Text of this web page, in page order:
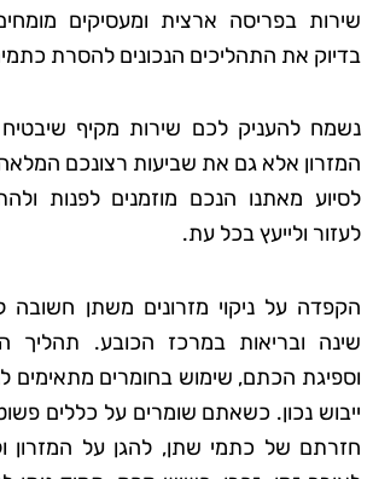
שירות בפריסה ארצית ומעסיקים
בדיוק את התהליכים הנכונים להסרת
נשמח להעניק לכם שירות מקיף
המזרון אלא גם את שביעות רצונכם
לסיוע מאתנו הנכם מוזמנים לפנות
לעזור ולייעץ בכל עת.
הקפדה על ניקוי מזרונים משתן חשובה
שינה ובריאות במרכז הכובע. תהליך
וספיגת הכתם, שימוש בחומרים מתאימים
ייבוש נכון. כשאתם שומרים על כללים
חזרתם של כתמי שתן, להגן על המזרון